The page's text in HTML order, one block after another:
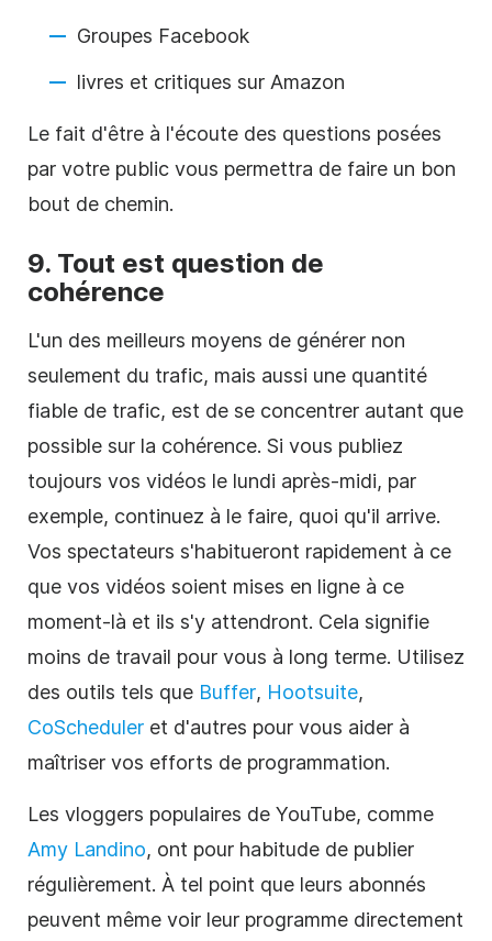
Groupes Facebook
livres et critiques sur Amazon
Le fait d'être à l'écoute des questions posées
par votre public vous permettra de faire un bon
bout de chemin.
9. Tout est question de
cohérence
L'un des meilleurs moyens de générer non
seulement du trafic, mais aussi une quantité
fiable de trafic, est de se concentrer autant que
possible sur la cohérence. Si vous publiez
toujours vos vidéos le lundi après-midi, par
exemple, continuez à le faire, quoi qu'il arrive.
Vos spectateurs s'habitueront rapidement à ce
que vos vidéos soient mises en ligne à ce
moment-là et ils s'y attendront. Cela signifie
moins de travail pour vous à long terme. Utilisez
des outils tels que Buffer, Hootsuite,
CoScheduler et d'autres pour vous aider à
maîtriser vos efforts de programmation.
Les vloggers populaires de YouTube, comme
Amy Landino, ont pour habitude de publier
régulièrement. À tel point que leurs abonnés
peuvent même voir leur programme directement